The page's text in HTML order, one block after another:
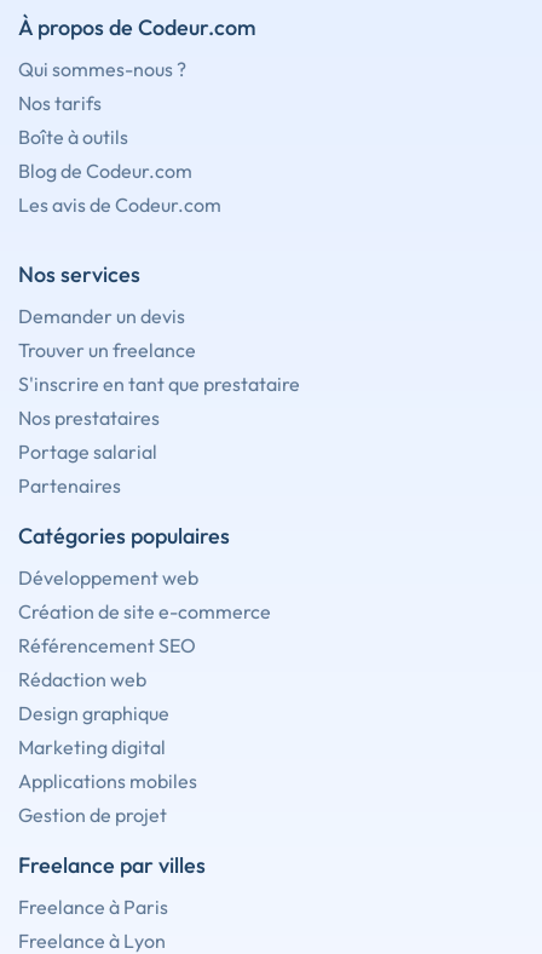
À propos de Codeur.com
Qui sommes-nous ?
Nos tarifs
Boîte à outils
Blog de Codeur.com
Les avis de Codeur.com
Nos services
Demander un devis
Trouver un freelance
S'inscrire en tant que prestataire
Nos prestataires
Portage salarial
Partenaires
Catégories populaires
Développement web
Création de site e-commerce
Référencement SEO
Rédaction web
Design graphique
Marketing digital
Applications mobiles
Gestion de projet
Freelance par villes
Freelance à Paris
Freelance à Lyon